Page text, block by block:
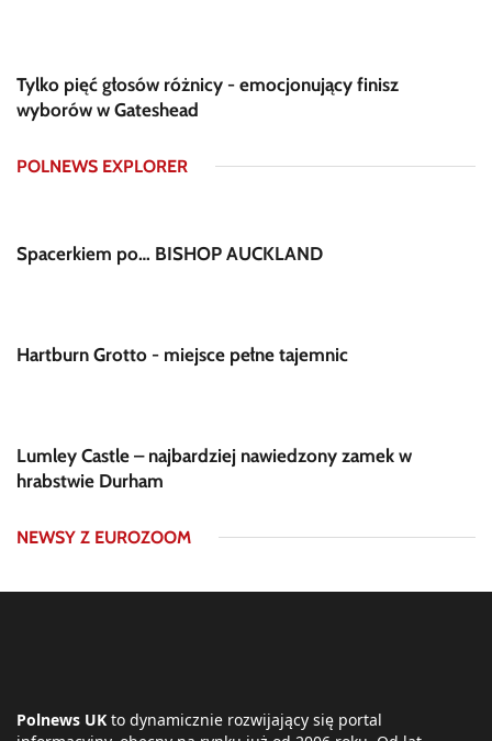
Tylko pięć głosów różnicy - emocjonujący finisz
wyborów w Gateshead
POLNEWS EXPLORER
Spacerkiem po… BISHOP AUCKLAND
Hartburn Grotto - miejsce pełne tajemnic
Lumley Castle – najbardziej nawiedzony zamek w
hrabstwie Durham
NEWSY Z EUROZOOM
Polnews UK to dynamicznie rozwijający się portal